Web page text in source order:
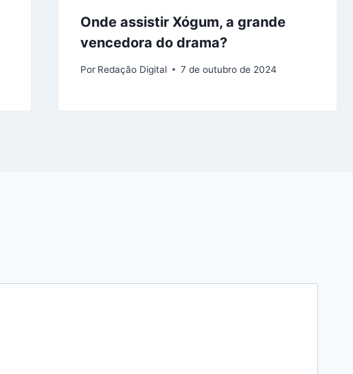
Onde assistir Xógum, a grande
vencedora do drama?
Por Redação Digital 7 de outubro de 2024